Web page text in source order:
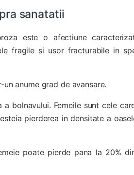
sanatatii
este o afectiune
fragile si usor fracturabile in
anume grad de avansare.
bolnavului. Femeile sunt cele
pierderea in densitate a
poate pierde pana la 20%